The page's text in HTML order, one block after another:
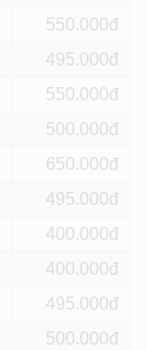
550
495
550
500
650
495
400
400
495
500